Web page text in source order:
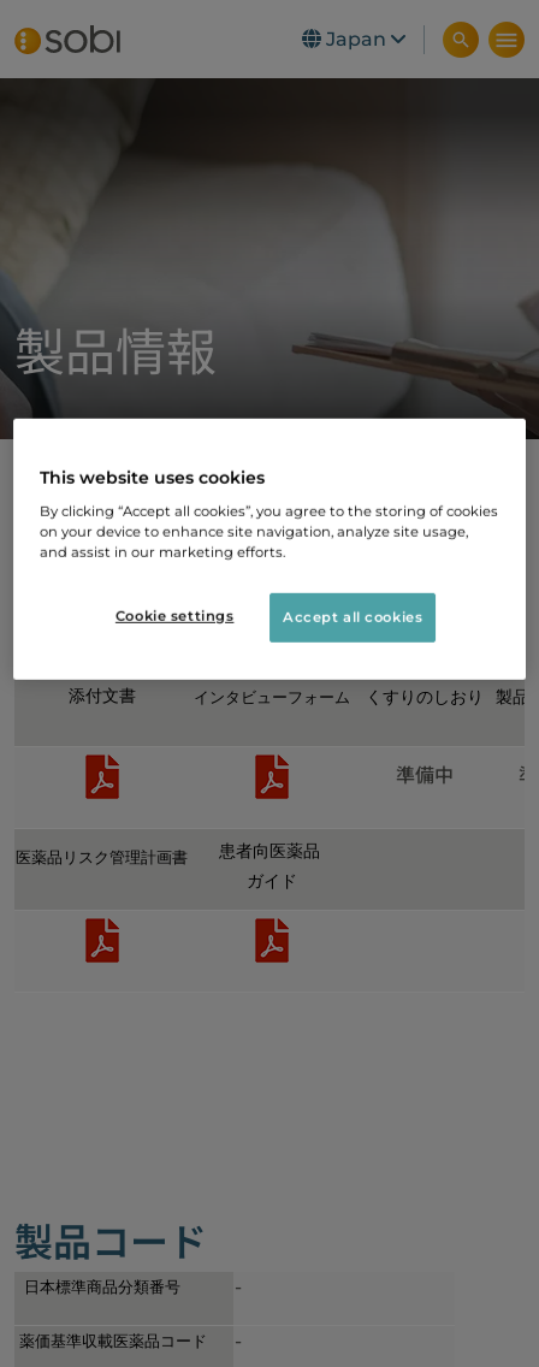
Japan
製品情報
キネレット
添付文書 インタビューフォーム くすりのしおり 製
準備中
医薬品リスク管理計画書
患者向医薬品
ガイド
製品コード
日本標準商品分類番号 -
薬価基準収載医薬品コード -
This website uses cookies
By clicking “Accept all cookies”, you agree to the storing of cookies
on your device to enhance site navigation, analyze site usage,
and assist in our marketing efforts.
Cookie settings Accept all cookies